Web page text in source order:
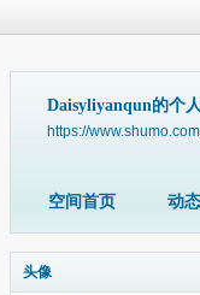
Daisyliyanqun的个
https://
空间首页 动态
头像